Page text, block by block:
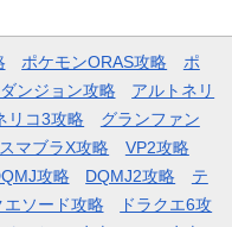
ポケモンORAS攻略
ポ
ンジョン攻略
アルトネリ
リコ3攻略
グランファン
スマブラX攻略
VP2攻略
攻略 DQMJ2攻略
テ
エソード攻略
ドラクエ6攻